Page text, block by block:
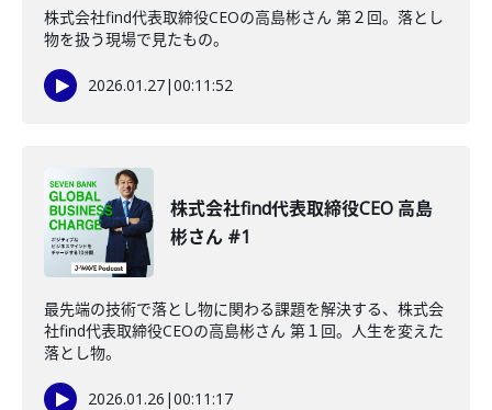
株式会社find代表取締役CEOの高島彬さん 第２回。落とし
物を扱う現場で見たもの。
2026.01.27|00:11:52
株式会社find代表取締役CEO 高島
彬さん #1
最先端の技術で落とし物に関わる課題を解決する、株式会
社find代表取締役CEOの高島彬さん 第１回。人生を変えた
落とし物。
2026.01.26 |00:11:17